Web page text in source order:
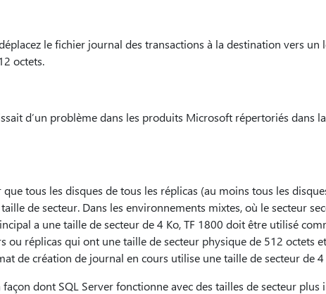
le fichier journal des transactions à la destination vers un
octets.
d’un problème dans les produits Microsoft répertoriés dans
que tous les disques de tous les réplicas (au moins tous les
de secteur. Dans les environnements mixtes, où le secteur
a une taille de secteur de 4 Ko, TF 1800 doit être utilisé
ou réplicas qui ont une taille de secteur physique de 512 octets
de création de journal en cours utilise une taille de secteur de 4
dont SQL Server fonctionne avec des tailles de secteur plus